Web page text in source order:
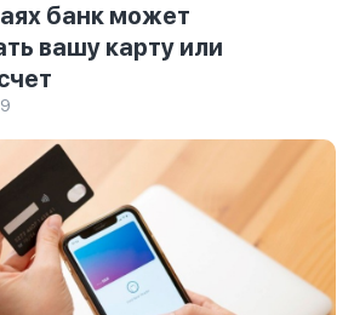
банк может
вашу карту или